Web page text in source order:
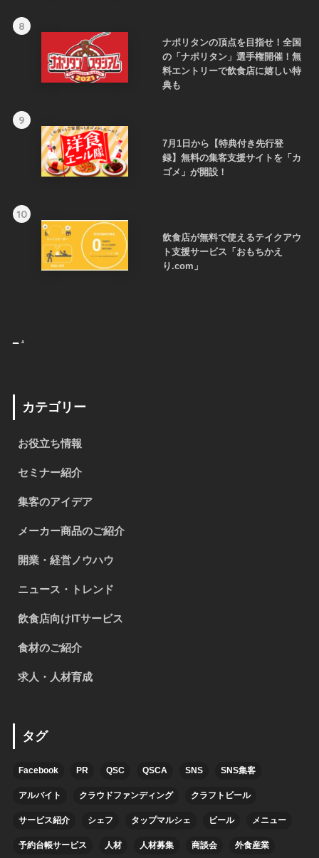
8
ナポリタンの頂点を目指せ！全国
の「ナポリタン」選手権開催！無
料エントリーで飲食店に嬉しい特
典も
9
7月1日から【特典付き先行登
録】無料の集客支援サイトを「カ
ゴメ」が開設！
10
飲食店が無料で使えるテイクアウ
ト支援サービス「おもちかえ
り.com」
.
カテゴリー
お役立ち情報
セミナー紹介
集客のアイデア
メーカー商品のご紹介
開業・経営ノウハウ
ニュース・トレンド
飲食店向けITサービス
食材のご紹介
求人・人材育成
タグ
Facebook PR QSC QSCA SNS SNS集客
アルバイト クラウドファンディング クラフトビール
サービス紹介 シェフ タップマルシェ ビール メニュー
予約台帳サービス 人材 人材募集 商談会 外食産業